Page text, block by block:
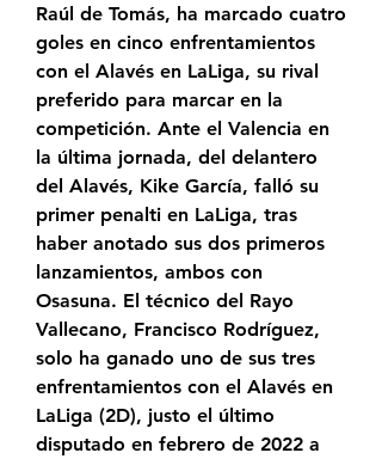
Raúl de Tomás, ha marcado cuatro
goles en cinco enfrentamientos
con el Alavés en LaLiga, su rival
preferido para marcar en la
competición. Ante el Valencia en
la última jornada, del delantero
del Alavés, Kike García, falló su
primer penalti en LaLiga, tras
haber anotado sus dos primeros
lanzamientos, ambos con
Osasuna. El técnico del Rayo
Vallecano, Francisco Rodríguez,
solo ha ganado uno de sus tres
enfrentamientos con el Alavés en
LaLiga (2D), justo el último
disputado en febrero de 2022 a